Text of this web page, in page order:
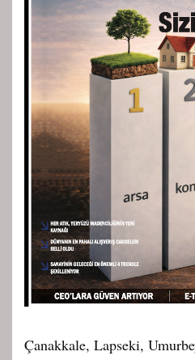
Çanakkale, Lapseki,